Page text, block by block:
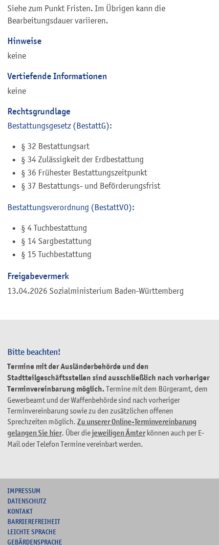
Bitte beachten!
Termine mit der Ausländerbehörde und den
Stadtteilgeschäftsstellen sind ausschließlich nach vorheriger
Terminvereinbarung möglich. Termine mit dem Bürgeramt, dem
Gewerbeamt und der Waffenbehörde sind nach vorheriger
Terminvereinbarung sowie zu den zusätzlichen offenen
Sprechzeiten möglich. Zu unserer Online-Terminvereinbarung
gelangen Sie hier. Über diejeweiligen Ämterkönnen auch per E-
Mail oder Telefon Termine vereinbart werden.
Siehe zum Punkt Fristen. Im Übrigen kann die
Bearbeitungsdauer variieren.
Hinweise
keine
Vertiefende Informationen
keine
Rechtsgrundlage
Bestattungsgesetz (BestattG):
§ 32 Bestattungsart
§ 34 Zulässigkeit der Erdbestattung
§ 36 Frühester Bestattungszeitpunkt
§ 37 Bestattungs- und Beförderungsfrist
Bestattungsverordnung (BestattVO):
§ 4 Tuchbestattung
§ 14 Sargbestattung
§ 15 Tuchbestattung
Freigabevermerk
13.04.2026 Sozialministerium Baden-Württemberg
IMPRESSUM
DATENSCHUTZ
KONTAKT
BARRIEREFREIHEIT
LEICHTE SPRACHE
GEBÄRDENSPRACHE